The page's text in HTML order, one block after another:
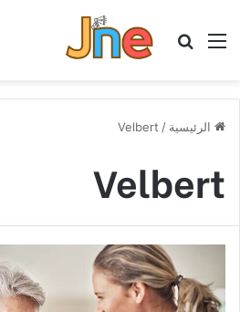
القائمة بحث عن
الرئيسية /
Velbert
Velbert